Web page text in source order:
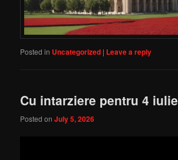
Posted in Uncategorized | Leave a reply
Cu intarziere pentru 4 iulie
Posted onJuly 5, 2026